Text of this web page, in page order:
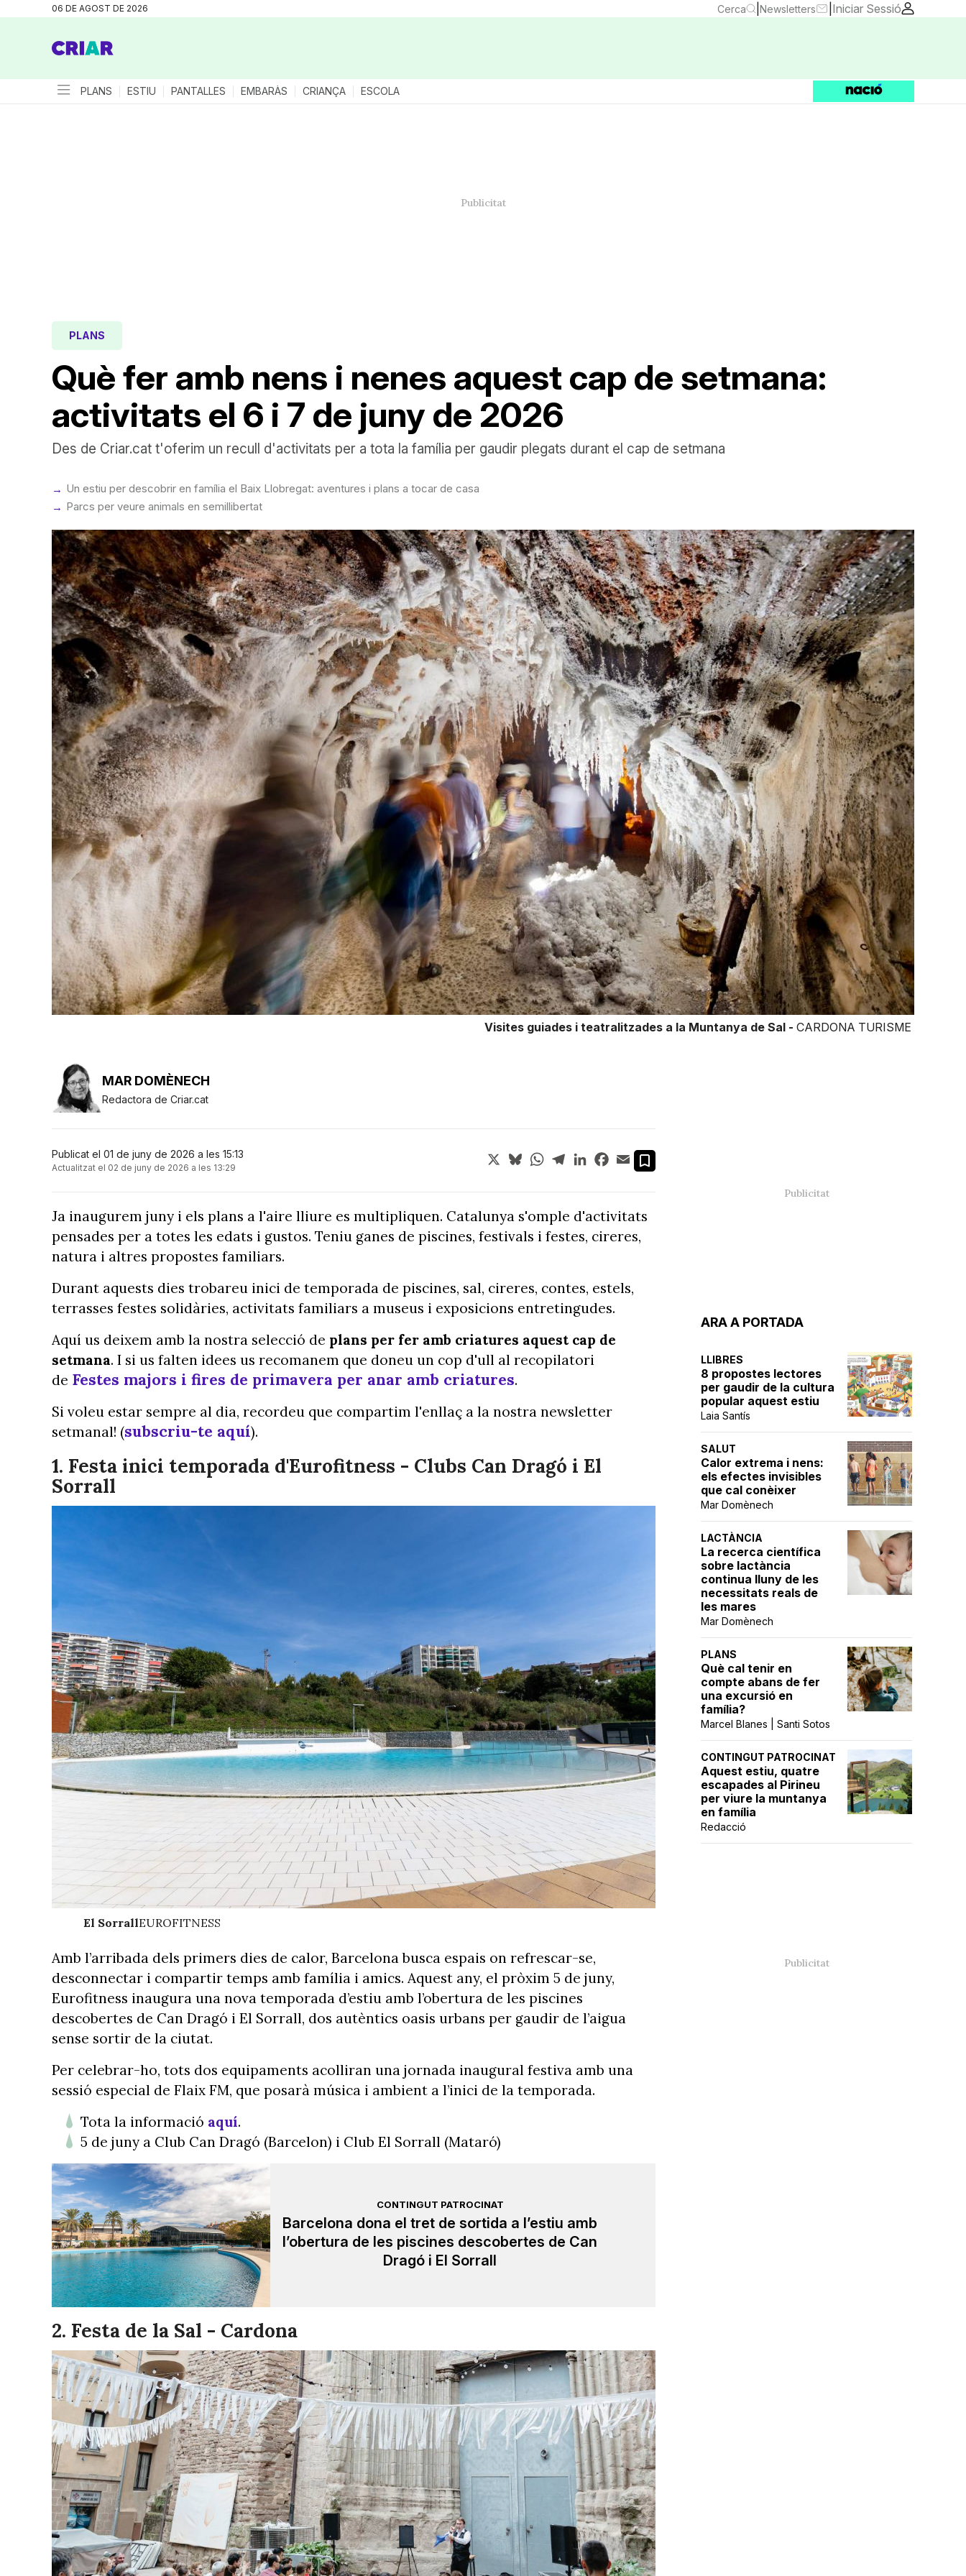
06 DE AGOST DE 2026 Cerca Newsletters Iniciar Sessió
PLANS ESTIU PANTALLES EMBARÀS CRIANÇA ESCOLA
Què fer amb nens i nenes aquest cap de setmana:
activitats el 6 i 7 de juny de 2026
PLANS
Des de Criar.cat t'oferim un recull d'activitats per a tota la família per gaudir plegats durant el cap de setmana
Un estiu per descobrir en família el Baix Llobregat: aventures i plans a tocar de casa
Parcs per veure animals en semillibertat
Visites guiades i teatralitzades a la Muntanya de Sal - CARDONA TURISME
ARA A PORTADA
LLIBRES
8 propostes lectores
per gaudir de la cultura
popular aquest estiu
Laia Santís
SALUT
Calor extrema i nens:
els efectes invisibles
que cal conèixer
Mar Domènech
LACTÀNCIA
La recerca científica
sobre lactància
continua lluny de les
necessitats reals de
les mares
Mar Domènech
PLANS
Què cal tenir en
compte abans de fer
una excursió en
família?
Marcel Blanes | Santi Sotos
CONTINGUT PATROCINAT
Aquest estiu, quatre
escapades al Pirineu
per viure la muntanya
en família
Redacció
MAR DOMÈNECH
Redactora de Criar.cat
Publicat el 01 de juny de 2026 a les 15:13
Actualitzat el 02 de juny de 2026 a les 13:29
X BlueskyWhatsApp
TelegramLinkedInFacebook
Email
Ja inaugurem juny i els plans a l'aire lliure es multipliquen. Catalunya s'omple d'activitats
pensades per a totes les edats i gustos. Teniu ganes de piscines, festivals i festes, cireres,
natura i altres propostes familiars.
Durant aquests dies trobareu inici de temporada de piscines, sal, cireres, contes, estels,
terrasses festes solidàries, activitats familiars a museus i exposicions entretingudes.
Aquí us deixem amb la nostra selecció de plans per fer amb criatures aquest cap de
setmana. I si us falten idees us recomanem que doneu un cop d'ull al recopilatori
de Festes majors i fires de primavera per anar amb criatures.
Si voleu estar sempre al dia, recordeu que compartim l'enllaç a la nostra newsletter
setmanal! (subscriu-te aquí).
1. Festa inici temporada d'Eurofitness - Clubs Can Dragó i El
Sorrall
El SorrallEUROFITNESS
Amb l’arribada dels primers dies de calor, Barcelona busca espais on refrescar-se,
desconnectar i compartir temps amb família i amics. Aquest any, el pròxim 5 de juny,
Eurofitness inaugura una nova temporada d’estiu amb l’obertura de les piscines
descobertes de Can Dragó i El Sorrall, dos autèntics oasis urbans per gaudir de l’aigua
sense sortir de la ciutat.
Per celebrar-ho, tots dos equipaments acolliran una jornada inaugural festiva amb una
sessió especial de Flaix FM, que posarà música i ambient a l’inici de la temporada.
Tota la informació aquí.
5 de juny a Club Can Dragó (Barcelon) i Club El Sorrall (Mataró)
CONTINGUT PATROCINAT
Barcelona dona el tret de sortida a l’estiu amb
l’obertura de les piscines descobertes de Can
Dragó i El Sorrall
2. Festa de la Sal - Cardona